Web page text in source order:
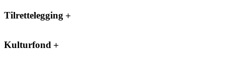
Tilrettelegging
Kulturfond